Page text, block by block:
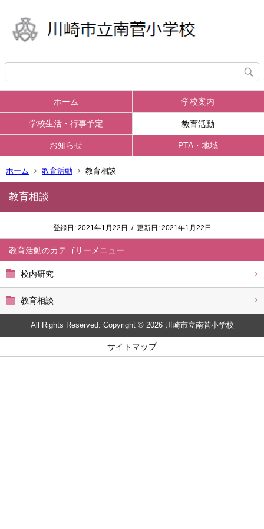
ホーム 学校案内
学校生活・行事予定 教育活動
お知らせ PTA・地域
ホーム 教育活動 教育相談
教育活動
校内研究
教育相談
教育相談
登録日: 2021年1月22日 / 更新日: 2021年1月22日
All Rights Reserved. Copyright © 2026 川崎市立南菅小学校
サイトマップ